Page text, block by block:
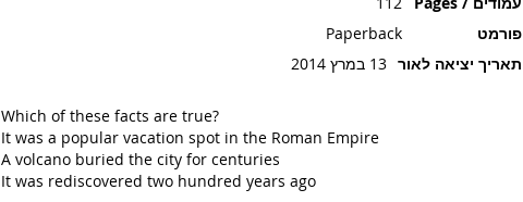
פורמט
Paperback
תאריך יציאה לאור 13 במרץ 2014
Which of these facts are true?
It was a popular vacation spot in the Roman Empire
A volcano buried the city for centuries
It was rediscovered two hundred years ago